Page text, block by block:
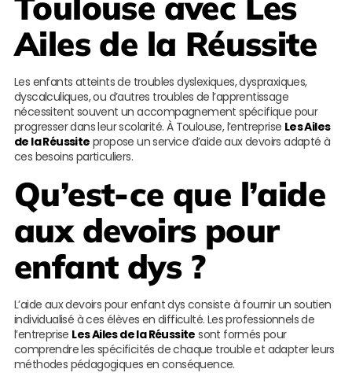
Ailes de la Réussite
Les enfants atteints de troubles dyslexiques, dyspraxiques,
dyscalculiques, ou d’autres troubles de l’apprentissage
nécessitent souvent un accompagnement spécifique pour
progresser dans leur scolarité. À Toulouse, l’entreprise Les Ailes
de la Réussite propose un service d’aide aux devoirs adapté à
ces besoins particuliers.
Qu’est-ce que l’aide
aux devoirs pour
enfant dys ?
L’aide aux devoirs pour enfant dys consiste à fournir un soutien
individualisé à ces élèves en difficulté. Les professionnels de
l’entreprise Les Ailes de la Réussite sont formés pour
comprendre les spécificités de chaque trouble et adapter leurs
méthodes pédagogiques en conséquence.